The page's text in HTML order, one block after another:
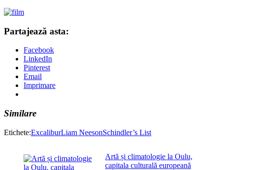
Partajează asta:
Facebook
LinkedIn
Pinterest
Email
Imprimare
Similare
Etichete:ExcaliburLiam NeesonSchindler’s List
Artă și climatologie la Oulu,
capitala culturală europeană